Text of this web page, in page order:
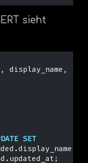
sieht
, display_name ,
SET
.display_name
. updated_at ;